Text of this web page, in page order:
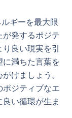
ギーを最大限
発するポジテ
良い現実を引
に満ちた言葉を
けましょう。
ジティブなエ
い循環が生ま